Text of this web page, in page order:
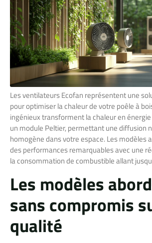
Les ventilateurs Ecofan représentent une
pour optimiser la chaleur de votre poêle à
ingénieux transforment la chaleur en
un module Peltier, permettant une diffusion
homogène dans votre espace. Les modèles
des performances remarquables avec une
la consommation de combustible allant
Les modèles
sans compromis
qualité